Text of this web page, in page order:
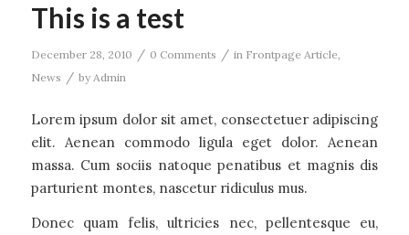
This is a test
December 28, 2010 / 0 Comments / in Frontpage Article,
News / by Admin
Lorem ipsum dolor sit amet, consectetuer adipiscing
elit. Aenean commodo ligula eget dolor. Aenean
massa. Cum sociis natoque penatibus et magnis dis
parturient montes, nascetur ridiculus mus.
Donec quam felis, ultricies nec, pellentesque eu,